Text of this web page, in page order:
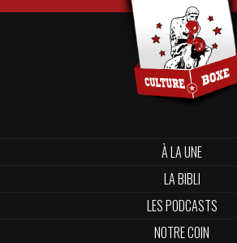
À LA UNE
LA BIBLI
LES PODCASTS
NOTRE COIN